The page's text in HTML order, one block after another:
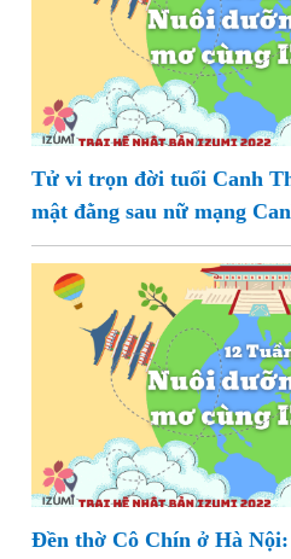
Tử vi trọn đời tuổi Canh
mật đằng sau nữ mạng
Đền thờ Cô Chín ở Hà